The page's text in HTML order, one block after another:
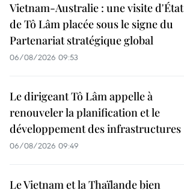
Vietnam-Australie : une visite d'État
de Tô Lâm placée sous le signe du
Partenariat stratégique global
06/08/2026 09:53
Le dirigeant Tô Lâm appelle à
renouveler la planification et le
développement des infrastructures
06/08/2026 09:49
Le Vietnam et la Thaïlande bien